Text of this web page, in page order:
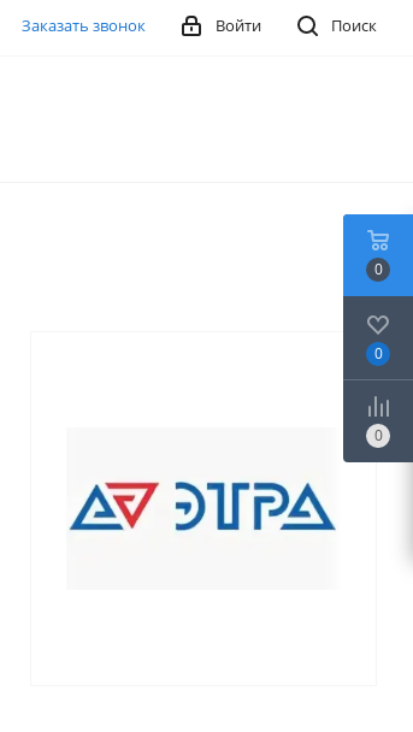
Поиск
Войти
Заказать звонок
0
0
0